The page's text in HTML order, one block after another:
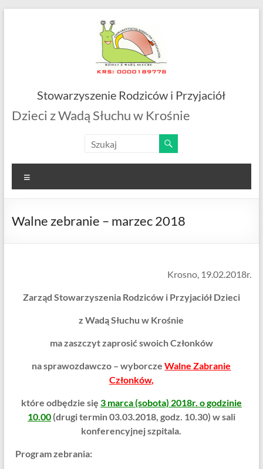
Stowarzyszenie Rodziców i Przyjaciół
Dzieci z Wadą Słuchu w Krośnie
Walne zebranie – marzec 2018
Krosno, 19.02.2018r.
Zarząd Stowarzyszenia Rodziców i Przyjaciół Dzieci
z Wadą Słuchu w Krośnie
ma zaszczyt zaprosić swoich Członków
na sprawozdawczo – wyborczeWalne Zabranie
Członków,
które odbędzie się 3 marca (sobota) 2018r. o godzinie
10.00 (drugi termin 03.03.2018, godz. 10.30) w sali
konferencyjnej szpitala.
Program zebrania: